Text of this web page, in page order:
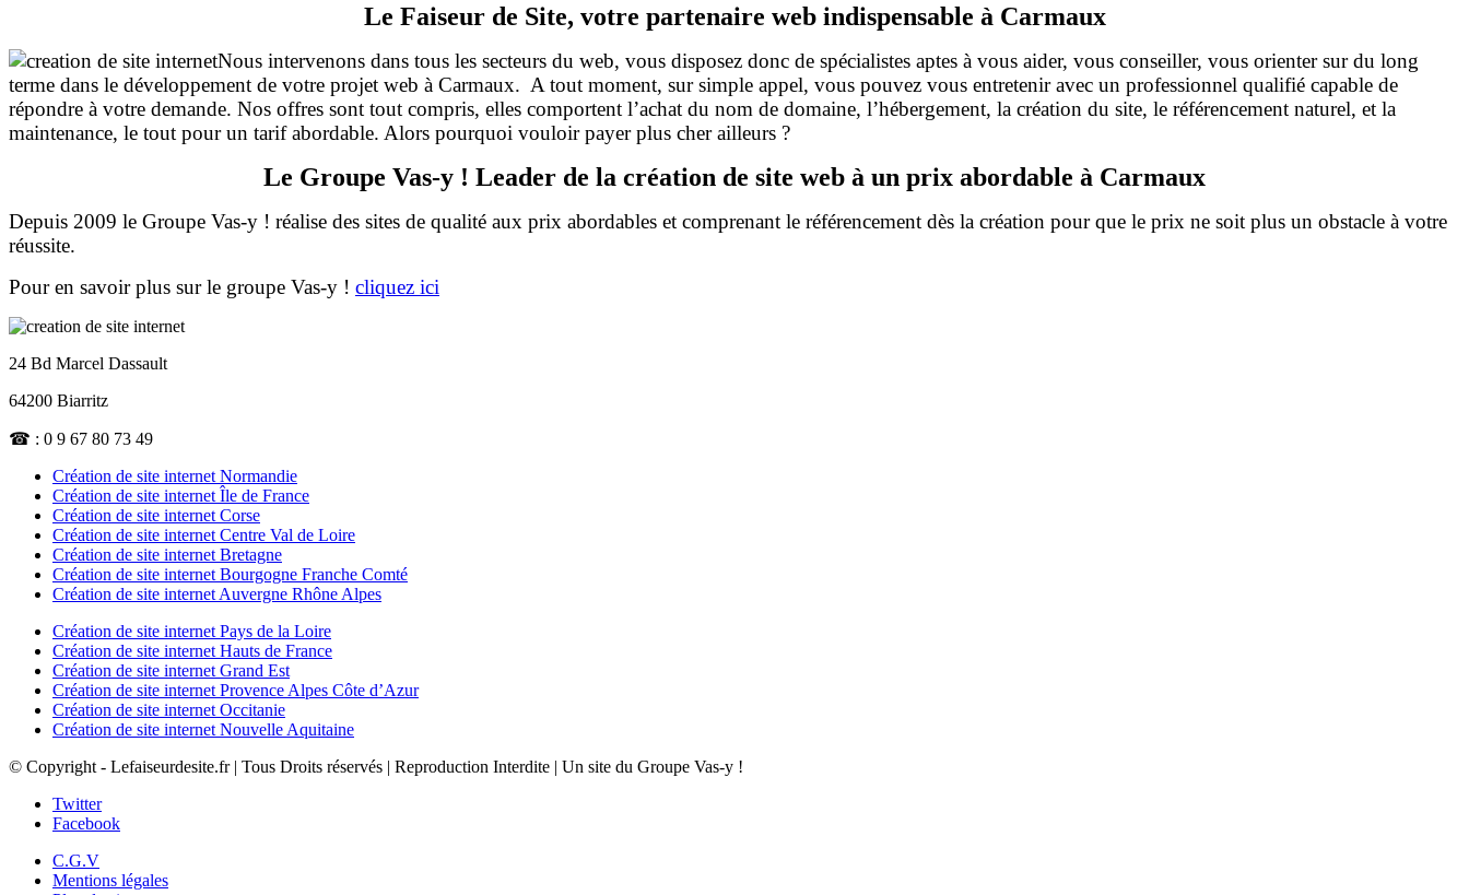
Le Faiseur de Site, votre partenaire web indispensable à Carmaux
Nous intervenons dans tous les secteurs du web, vous disposez donc de spécialistes aptes à vous aider, vous conseiller, vous orienter sur du long
terme dans le développement de votre projet web à Carmaux. A tout moment, sur simple appel, vous pouvez vous entretenir avec un professionnel qualifié capable de
répondre à votre demande. Nos offres sont tout compris, elles comportent l’achat du nom de domaine, l’hébergement, la création du site, le référencement naturel, et la
maintenance, le tout pour un tarif abordable. Alors pourquoi vouloir payer plus cher ailleurs ?
Le Groupe Vas-y ! Leader de la création de site web à un prix abordable à Carmaux
Depuis 2009 le Groupe Vas-y ! réalise des sites de qualité aux prix abordables et comprenant le référencement dès la création pour que le prix ne soit plus un obstacle à votre
réussite.
Pour en savoir plus sur le groupe Vas-y ! cliquez ici
24 Bd Marcel Dassault
64200 Biarritz
☎ : 0 9 67 80 73 49
Création de site internet Normandie
Création de site internet Île de France
Création de site internet Corse
Création de site internet Centre Val de Loire
Création de site internet Bretagne
Création de site internet Bourgogne Franche Comté
Création de site internet Auvergne Rhône Alpes
Création de site internet Pays de la Loire
Création de site internet Hauts de France
Création de site internet Grand Est
Création de site internet Provence Alpes Côte d’Azur
Création de site internet Occitanie
Création de site internet Nouvelle Aquitaine
© Copyright - Lefaiseurdesite.fr | Tous Droits réservés | Reproduction Interdite | Un site du Groupe Vas-y !
Twitter
Facebook
C.G.V
Mentions légales